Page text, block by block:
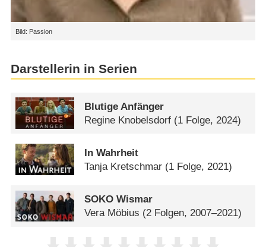
Bild: Passion
Darstellerin in Serien
Blutige Anfänger
Regine Knobelsdorf (1 Folge, 2024)
In Wahrheit
Tanja Kretschmar (1 Folge, 2021)
SOKO Wismar
Vera Möbius (2 Folgen, 2007–2021)